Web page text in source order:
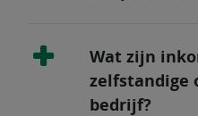
Wat zijn
zelfstandige
bedrijf?